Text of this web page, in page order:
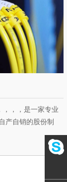
，，是一家专业
自产自销的股份制